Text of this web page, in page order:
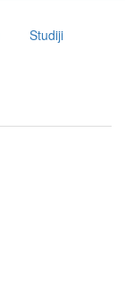
Studiji